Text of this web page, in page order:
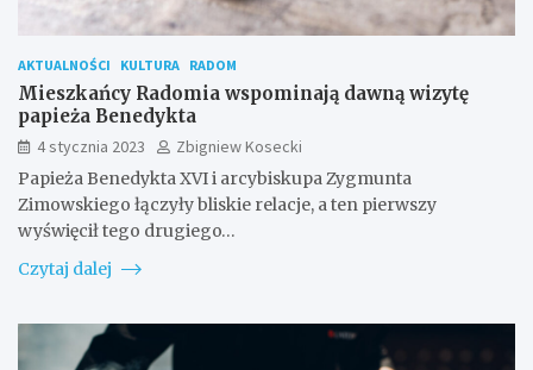
AKTUALNOŚCI KULTURA RADOM
Mieszkańcy Radomia wspominają dawną wizytę
papieża Benedykta
4 stycznia 2023
Zbigniew Kosecki
Papieża Benedykta XVI i arcybiskupa Zygmunta
Zimowskiego łączyły bliskie relacje, a ten pierwszy
wyświęcił tego drugiego…
Czytaj dalej